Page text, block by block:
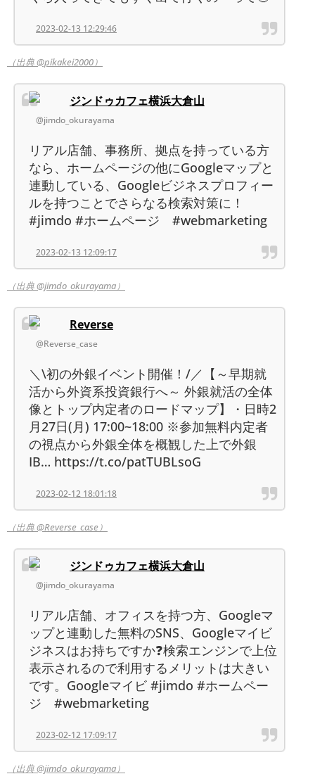
2023-02-13 12:29:46
（出典 @pikakei2000）
ジンドゥカフェ横浜大倉山
@jimdo_okurayama
リアル店舗、事務所、拠点を持っている方
なら、ホームページの他にGoogleマップと
連動している、Googleビジネスプロフィー
ルを持つことでさらなる検索対策に！
#jimdo #ホームページ #webmarketing
2023-02-13 12:09:17
（出典 @jimdo_okurayama）
Reverse
@Reverse_case
＼\初の外銀イベント開催！/／【～早期就
活から外資系投資銀行へ～ 外銀就活の全体
像とトップ内定者のロードマップ】・日時2
月27日(月) 17:00~18:00 ※参加無料内定者
の視点から外銀全体を概観した上で外銀
IB… https://t.co/patTUBLsoG
2023-02-12 18:01:18
（出典 @Reverse_case）
ジンドゥカフェ横浜大倉山
@jimdo_okurayama
リアル店舗、オフィスを持つ方、Googleマ
ップと連動した無料のSNS、Googleマイビ
ジネスはお持ちですか❓検索エンジンで上位
表示されるので利用するメリットは大きい
です。Googleマイビ #jimdo #ホームペー
ジ #webmarketing
2023-02-12 17:09:17
（出典 @jimdo_okurayama）